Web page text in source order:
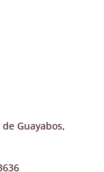
Guayabos,